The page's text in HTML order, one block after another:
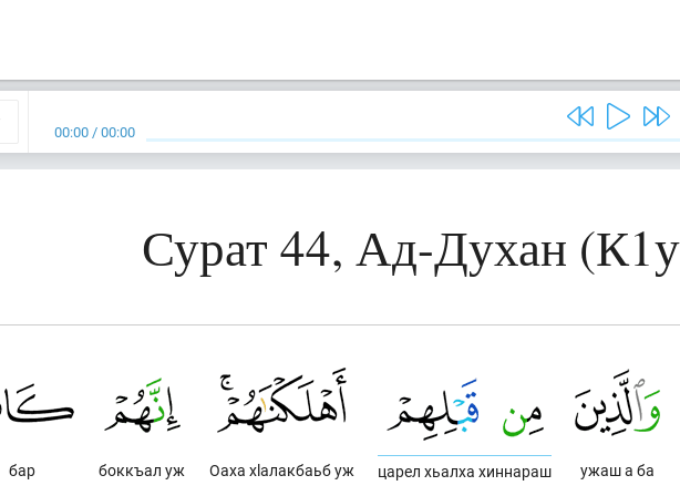
00:00 /00:00
Сурат 44, Ад-Духан
ужаш а ба
царел хьалха хиннараш
Оаха хlалакбаьб уж
боккъал уж
бар